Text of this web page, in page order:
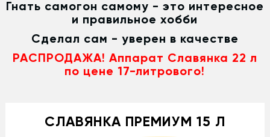
Гнать самогон самому - это интересное
и правильное хобби
Сделал сам - уверен в качестве
РАСПРОДАЖА! Аппарат Славянка 22 л
по цене 17-литрового!
СЛАВЯНКА ПРЕМИУМ 15 Л